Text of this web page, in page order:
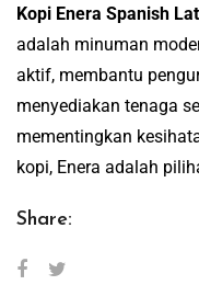
Kopi Enera Spanish
adalah minuman
aktif, membantu
menyediakan tenaga
mementingkan
kopi, Enera adalah
Share: